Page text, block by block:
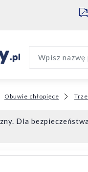
Wpisz
Obuwie chłopięce
Dla